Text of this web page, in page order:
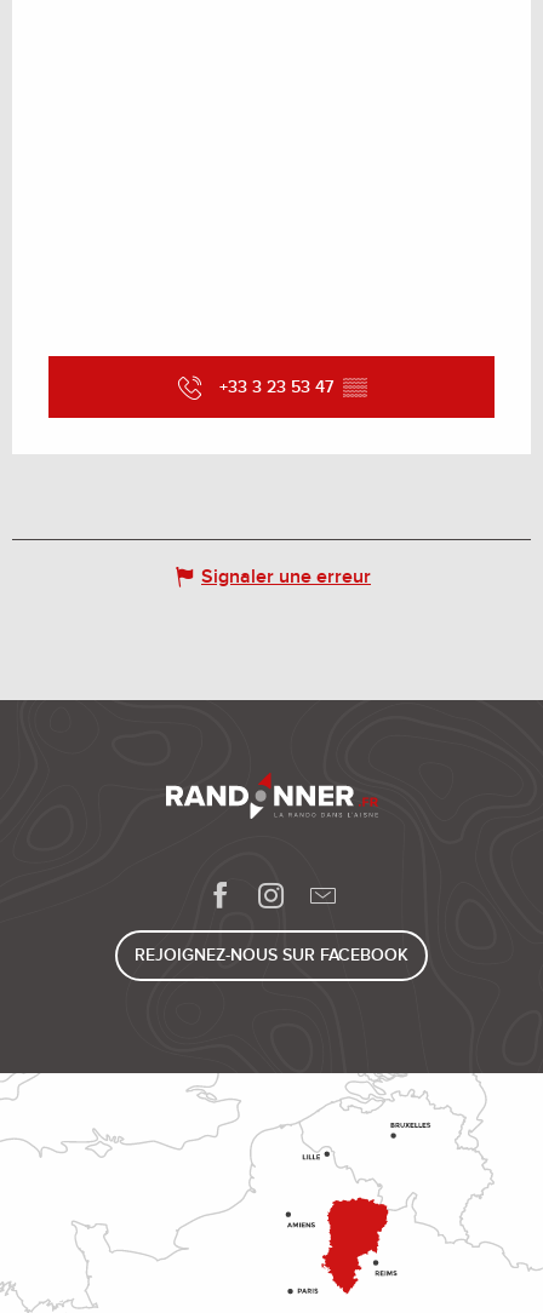
+33 3 23 53 47 ▒▒
Signaler une erreur
REJOIGNEZ-NOUS SUR FACEBOOK